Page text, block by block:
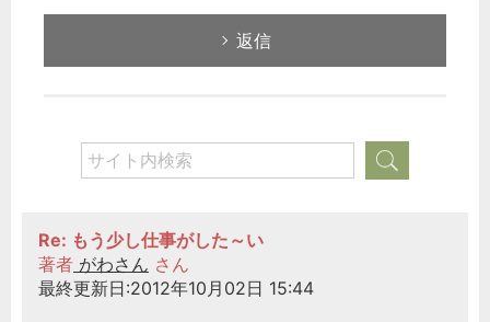
返信
Re: もう少し仕事がした～い
著者 がわさん さん
最終更新日:2012年10月02日 15:44
どのカテゴリーに投稿しますか？
税務経理
企業法務
総務の給湯室
秘書のノウハウ